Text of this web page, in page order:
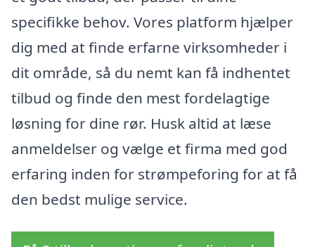
specifikke behov. Vores platform hjælper
dig med at finde erfarne virksomheder i
dit område, så du nemt kan få indhentet
tilbud og finde den mest fordelagtige
løsning for dine rør. Husk altid at læse
anmeldelser og vælge et firma med god
erfaring inden for strømpeforing for at få
den bedst mulige service.